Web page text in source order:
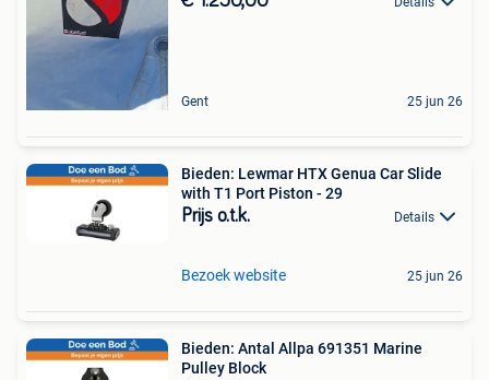
Gent 25 jun 26
Bieden: Lewmar HTX Genua Car Slide
with T1 Port Piston - 29
Prijs o.t.k. Details
Bezoek website 25 jun 26
Bieden: Antal Allpa 691351 Marine
Pulley Block